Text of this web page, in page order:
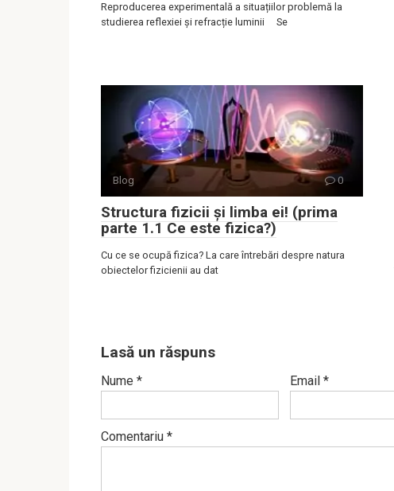
Reproducerea experimentală a situațiilor problemă la
studierea reflexiei și refracție luminii Se
Blog 0
Structura fizicii și limba ei! (prima
parte 1.1 Ce este fizica?)
Cu ce se ocupă fizica? La care întrebări despre natura
obiectelor fizicienii au dat
Lasă un răspuns
Nume * Email *
Comentariu *